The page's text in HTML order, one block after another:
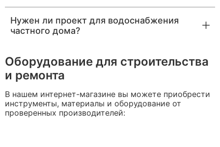
Нужен ли проект для водоснабжения
частного дома?
Оборудование для строительства
и ремонта
В нашем интернет-магазине вы можете приобрести
инструменты, материалы и оборудование от
проверенных производителей: